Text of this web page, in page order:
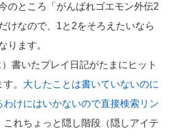
のところ「がんばれゴエモン外伝2
けなので、1と2をそろえたいなら
ります。
書いたプレイ日記がたまにヒット
。 大したことは書いていないのに
けにはいかないので直接検索リン
これちょっと隠し階段（隠しアイテ